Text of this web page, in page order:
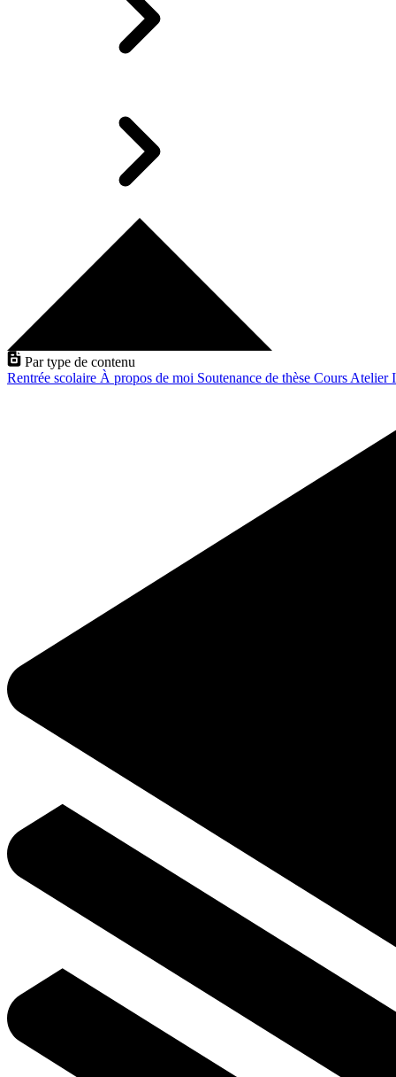
Par type de contenu
Rentrée scolaire À propos de moi Soutenance de thèse Cours Atelier